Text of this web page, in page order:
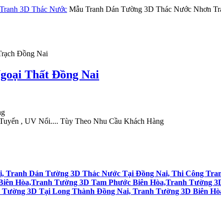
Tranh 3D Thác Nước Mẫu Tranh Dán Tường 3D Thác Nước Nhơn
Đồng Nai
Thất Đồng Nai
, UV Nổi.... Tùy Theo Nhu Cầu Khách Hàng
Tranh Dán Tường 3D Thác Nước Tại Đồng Nai, Thi Công
Hòa,Tranh Tường 3D Tam Phước Biên Hòa,Tranh Tường
3D Tại Long Thành Đồng Nai, Tranh Tường 3D Biên